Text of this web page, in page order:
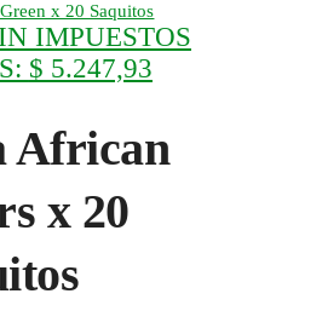
x 20 Saquitos
IMPUESTOS
$ 5.247,93
African
x 20